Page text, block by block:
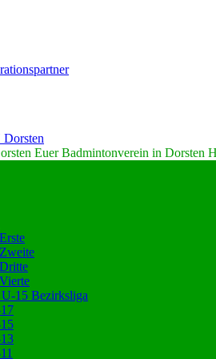
Euer Badmintonverein in Dorsten
U-15 Bezirksliga